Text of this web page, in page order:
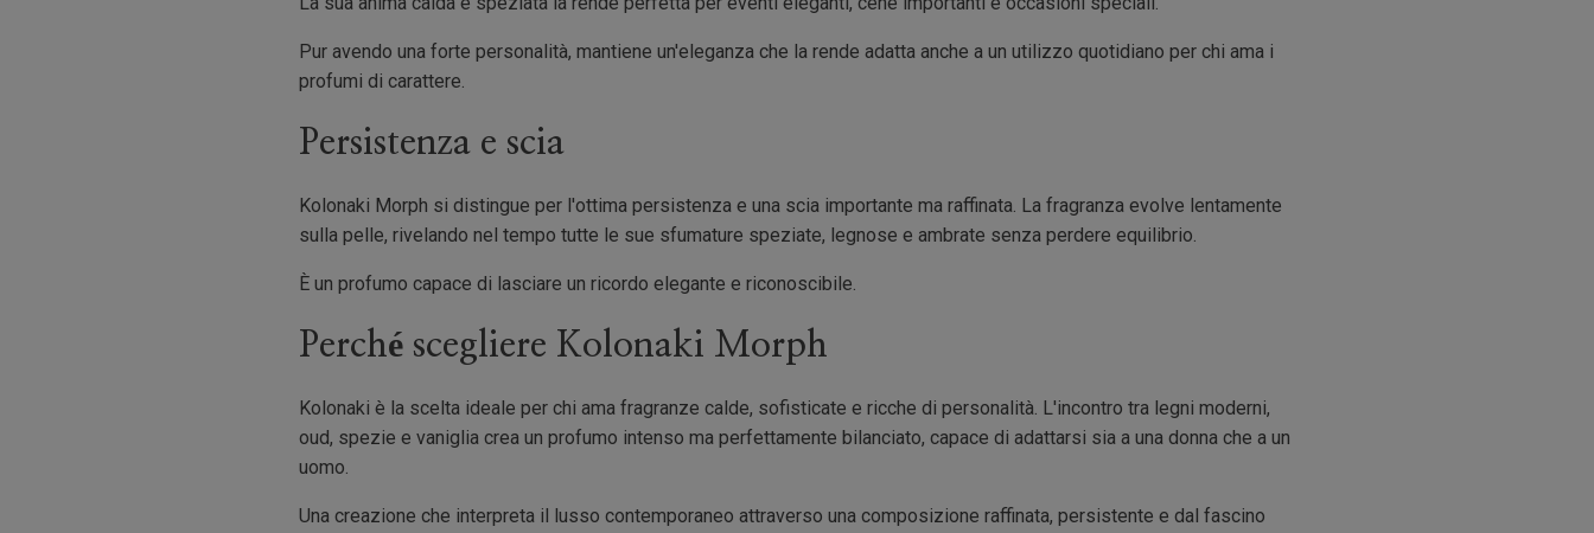
Pur avendo una forte personalità, mantiene un'eleganza che la rende adatta anche a un utilizzo quotidiano per chi ama i
profumi di carattere.
Persistenza e scia
Kolonaki Morph si distingue per l'ottima persistenza e una scia importante ma raffinata. La fragranza evolve lentamente
sulla pelle, rivelando nel tempo tutte le sue sfumature speziate, legnose e ambrate senza perdere equilibrio.
È un profumo capace di lasciare un ricordo elegante e riconoscibile.
Perché scegliere Kolonaki Morph
Kolonaki è la scelta ideale per chi ama fragranze calde, sofisticate e ricche di personalità. L'incontro tra legni moderni,
oud, spezie e vaniglia crea un profumo intenso ma perfettamente bilanciato, capace di adattarsi sia a una donna che a un
uomo.
Una creazione che interpreta il lusso contemporaneo attraverso una composizione raffinata, persistente e dal fascino